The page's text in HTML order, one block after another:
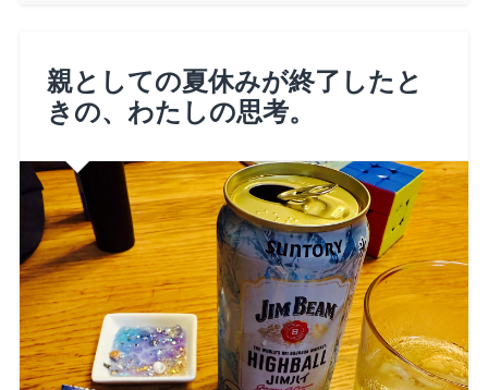
親としての夏休みが終了したと
きの、わたしの思考。